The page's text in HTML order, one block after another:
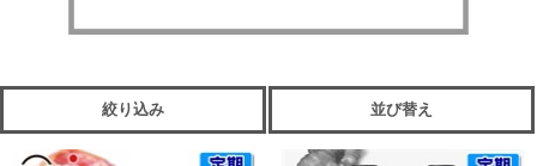
絞り込み 並び替え